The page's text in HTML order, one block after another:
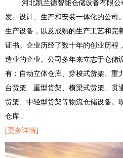
河北凯兰德智能仓储设备有限公
发、设计、生产和安装一体化的公司
生产设备，以及成熟的生产工艺和完
证书。企业历经了数十年的创业历程
造业的企业。公司多年来立志于仓储
有：自动立体仓库、穿梭式货架、重
台货架、重型货架、横梁式货架、贯
货架、中轻型货架等物流仓储设备。
仓库…
[更多详情]